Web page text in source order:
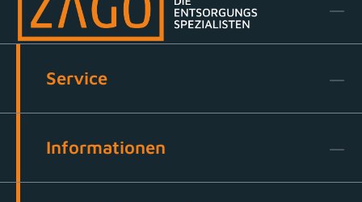
Service
Informationen